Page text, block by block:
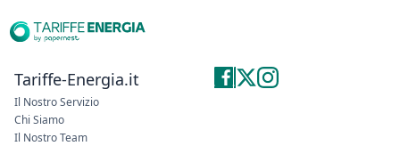
Tariffe-Energia.it
Il Nostro Servizio
Chi Siamo
Il Nostro Team